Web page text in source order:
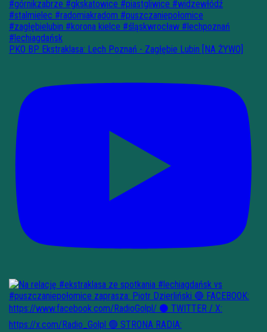
PKO BP Ekstraklasa: Lech Poznań - Zagłębie Lubin [NA ŻYWO]